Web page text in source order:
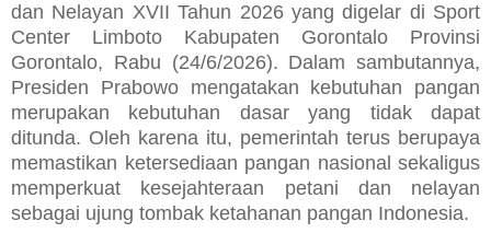
dan Nelayan XVII Tahun 2026 yang digelar di Sport
Center Limboto Kabupaten Gorontalo Provinsi
Gorontalo, Rabu (24/6/2026). Dalam sambutannya,
Presiden Prabowo mengatakan kebutuhan pangan
merupakan kebutuhan dasar yang tidak dapat
ditunda. Oleh karena itu, pemerintah terus berupaya
memastikan ketersediaan pangan nasional sekaligus
memperkuat kesejahteraan petani dan nelayan
sebagai ujung tombak ketahanan pangan Indonesia.